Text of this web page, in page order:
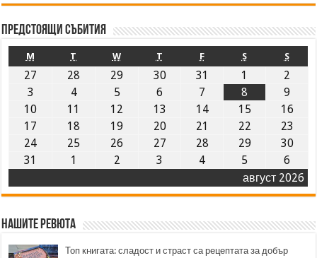
Предстоящи събития
август 2026
M T W T F S S
27 28 29 30 31 1
2
3
4 5 6 7 8
9
10
11 12 13 14 15
16
17
18 19 20 21 22
23
24
25 26 27 28 29
30
31
1 2 3 4 5 6
Нашите ревюта
Топ книгата: сладост и страст са рецептата за добър